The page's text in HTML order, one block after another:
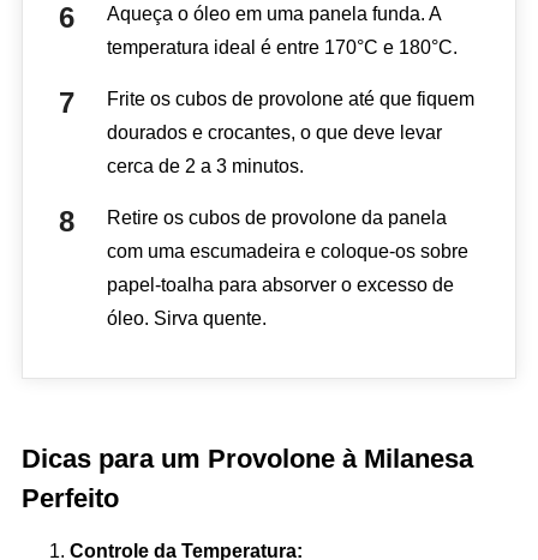
Aqueça o óleo em uma panela funda. A
temperatura ideal é entre 170°C e 180°C.
Frite os cubos de provolone até que fiquem
dourados e crocantes, o que deve levar
cerca de 2 a 3 minutos.
Retire os cubos de provolone da panela
com uma escumadeira e coloque-os sobre
papel-toalha para absorver o excesso de
óleo. Sirva quente.
Dicas para um Provolone à Milanesa
Perfeito
Controle da Temperatura: